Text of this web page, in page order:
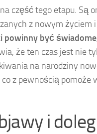
część tego etapu. Są
z nowym życiem
powinny być
że ten czas jest nie
na narodziny
z pewnością pomoże
i